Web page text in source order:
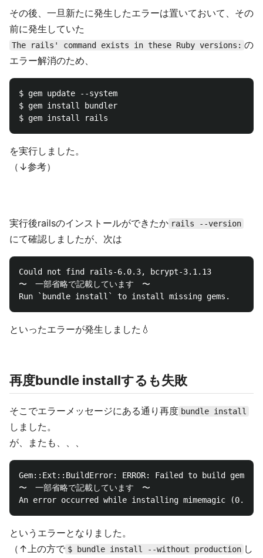
その後、一旦新たに発生したエラーは置いておいて、その
前に発生していた
The rails' command exists in these Ruby versions: の
エラー解消のため、
$ gem update --system
$ gem install bundler
を実行しました。
（↓参考）
実行後railsのインストールができたか rails --version
にて確認しましたが、次は
Could not find rails-6.0.3, bcrypt-3.1.13
〜　一部省略で記載しています　〜
といったエラーが発生しました💧
再度bundle installするも失敗
そこでエラーメッセージにある通り再度 bundle install
しました。
が、またも、、、
Gem::Ext::BuildError: ERROR: Failed to build gem
〜　一部省略で記載しています　〜
というエラーとなりました。
（↑上の方で $ bundle install --without production し